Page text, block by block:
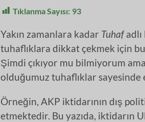
Tıklanma Sayısı: 93
Yakın zamanlara kadar Tuhaf
tuhaflıklara dikkat çekmek için
Şimdi çıkıyor mu bilmiyorum
olduğumuz tuhaflıklar sayesinde
Örneğin, AKP iktidarının dış
etmektedir. Bu yazıda, iktidarın